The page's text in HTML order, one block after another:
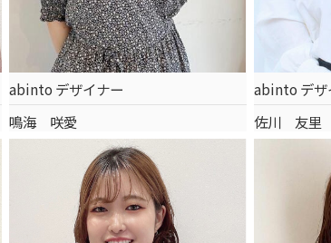
abinto デザイナー
鳴海 咲愛
abinto デザ
佐川 友里